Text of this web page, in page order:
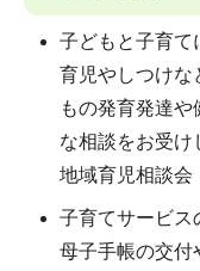
子どもと子育て
育児やしつけな
もの発育発達
な相談をお受け
地域育児相談会
子育てサービス
母子手帳の交付